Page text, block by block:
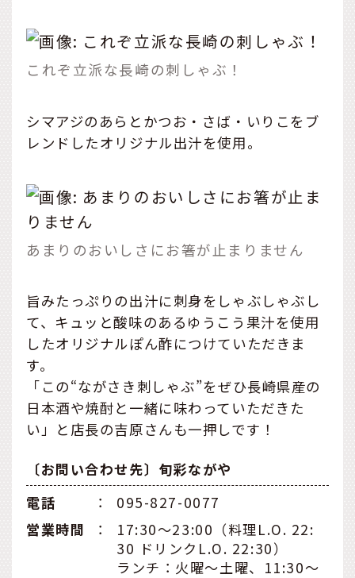
これぞ立派な長崎の刺しゃぶ！
シマアジのあらとかつお・さば・いりこをブ
レンドしたオリジナル出汁を使用。
あまりのおいしさにお箸が止まりません
旨みたっぷりの出汁に刺身をしゃぶしゃぶし
て、キュッと酸味のあるゆうこう果汁を使用
したオリジナルぽん酢につけていただきま
す。
「この“ながさき刺しゃぶ”をぜひ長崎県産の
日本酒や焼酎と一緒に味わっていただきた
い」と店長の吉原さんも一押しです！
〔お問い合わせ先〕旬彩ながや
電話
：
095-827-0077
営業時間
：
17:30〜23:00（料理L.O. 22:
30 ドリンクL.O. 22:30）
ランチ：火曜〜土曜、11:30〜